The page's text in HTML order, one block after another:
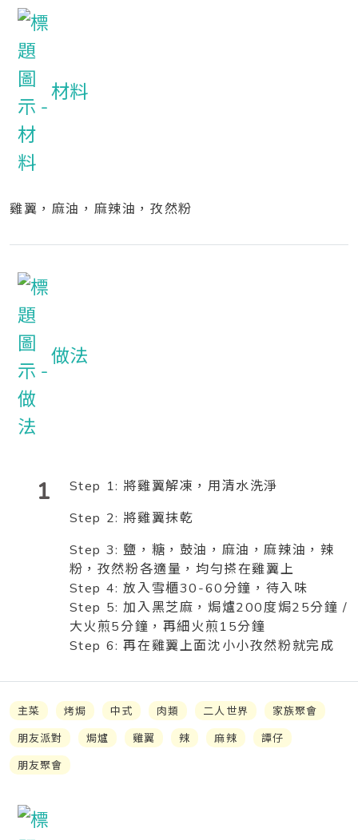
材料
雞翼，麻油，麻辣油，孜然粉
做法
1
Step 1: 將雞翼解凍，用清水洗淨
Step 2: 將雞翼抹乾
Step 3: 鹽，糖，鼓油，麻油，麻辣油，辣
粉，孜然粉各適量，均勻搽在雞翼上
Step 4: 放入雪櫃30-60分鐘，待入味
Step 5: 加入黑芝麻，焗爐200度焗25分鐘 /
大火煎5分鐘，再細火煎15分鐘
Step 6: 再在雞翼上面沈小小孜然粉就完成
主菜 烤焗 中式 肉類 二人世界
家族聚會
朋友派對
焗爐 雞翼 辣 麻辣
譚仔
朋友聚會